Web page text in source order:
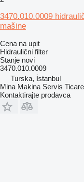
3470.010.0009
mašine
Cena na upit
Hidraulični filter
Stanje novi
3470.010.0009
Turska, İstanbul
Mina Makina Servis
Kontaktirajte prodavca